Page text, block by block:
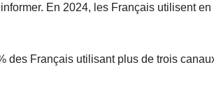
En 2024, les Français utilisent
Français utilisant plus de trois